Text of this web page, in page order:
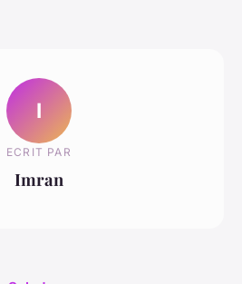
I
ECRIT PAR
Imran